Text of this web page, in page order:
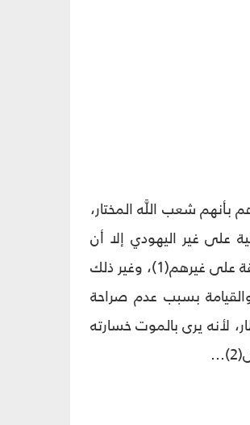
بأنهم شعب اللَّه المختار،
على غير اليهودي إلا أن
يخشوا ضررهم، وجواز سرقة غير اليهودي، وغشه. وجواز التعدي على عرض الأجنبي وعدم جواز الشفقة على غيرهم(1)، وغير ذلك
بسبب عدم صراحة
لأنه يرى بالموت خسارته